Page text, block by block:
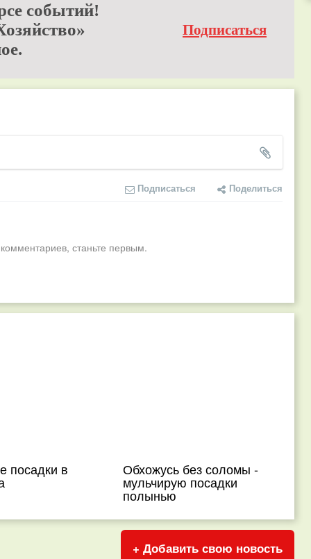
событий!
Подписаться
Подписаться Поделиться
станьте первым.
посадки в Обхожусь без соломы -
мульчирую посадки
полынью
+ Добавить свою новость